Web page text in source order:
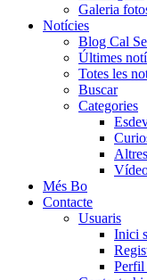
Galeria
Notícies
Blog Cal
Últimes
Totes les
Buscar
Categories
Més Bo
Contacte
Usuaris
Inici
Perfil